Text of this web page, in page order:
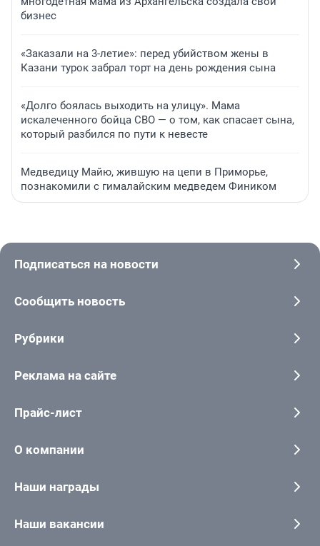
бизнес
«Заказали на 3-летие»: перед убийством жены в
Казани турок забрал торт на день рождения сына
«Долго боялась выходить на улицу». Мама
искалеченного бойца СВО — о том, как спасает сына,
который разбился по пути к невесте
Медведицу Майю, жившую на цепи в Приморье,
познакомили с гималайским медведем Фиником
Подписаться на новости
Сообщить новость
Рубрики
Реклама на сайте
Прайс-лист
О компании
Наши награды
Наши вакансии